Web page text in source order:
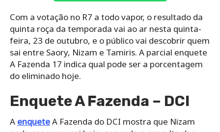
Com a votação no R7 a todo vapor, o resultado da
quinta roça da temporada vai ao ar nesta quinta-
feira, 23 de outubro, e o público vai descobrir quem
sai entre Saory, Nizam e Tamiris. A parcial enquete
A Fazenda 17 indica qual pode ser a porcentagem
do eliminado hoje.
Enquete A Fazenda – DCI
A enqueteA Fazenda do DCI mostra que Nizam